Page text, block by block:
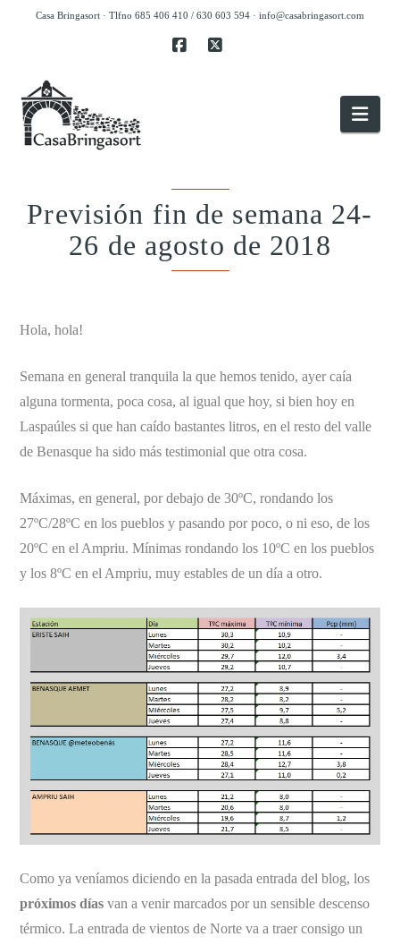
Casa Bringasort · Tlfno 685 406 410 / 630 603 594 · info@casabringasort.com
Previsión fin de semana 24-
26 de agosto de 2018
Hola, hola!
Semana en general tranquila la que hemos tenido, ayer caía
alguna tormenta, poca cosa, al igual que hoy, si bien hoy en
Laspaúles si que han caído bastantes litros, en el resto del valle
de Benasque ha sido más testimonial que otra cosa.
Máximas, en general, por debajo de 30ºC, rondando los
27ºC/28ºC en los pueblos y pasando por poco, o ni eso, de los
20ºC en el Ampriu. Mínimas rondando los 10ºC en los pueblos
y los 8ºC en el Ampriu, muy estables de un día a otro.
Como ya veníamos diciendo en la pasada entrada del blog, los
próximos días van a venir marcados por un sensible descenso
térmico. La entrada de vientos de Norte va a traer consigo un